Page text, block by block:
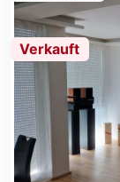
Verkauft